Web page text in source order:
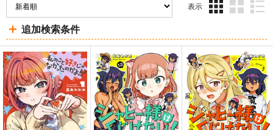
表示
ム
表
示
ム
表
示
ム
表
示
追加検索条件